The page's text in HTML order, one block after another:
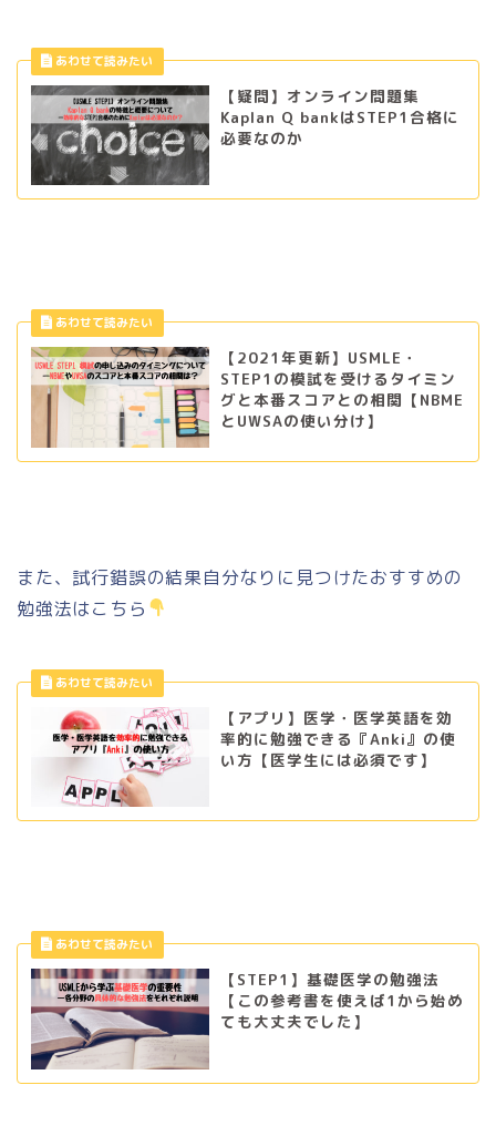
【疑問】オンライン問題集
Kaplan Q bankはSTEP1合格に
必要なのか
【2021年更新】USMLE・
STEP1の模試を受けるタイミン
グと本番スコアとの相関【NBME
とUWSAの使い分け】
また、試行錯誤の結果自分なりに見つけたおすすめの
勉強法はこちら
【アプリ】医学・医学英語を効
率的に勉強できる『Anki』の使
い方【医学生には必須です】
【STEP1】基礎医学の勉強法
【この参考書を使えば1から始め
ても大丈夫でした】